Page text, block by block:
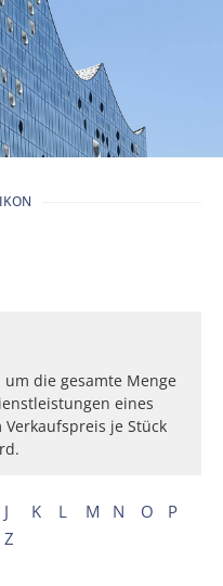
J K L M N O
P
Z
die gesamte Menge
eines
je Stück